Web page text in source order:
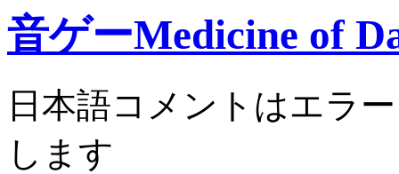
音ゲーMedicine of
日本語コメントはエラ
します